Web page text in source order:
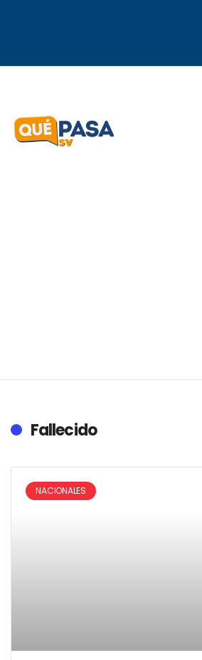
Fallecido
NACIONALES